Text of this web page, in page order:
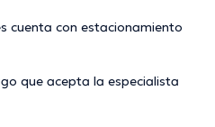
cuenta con estacionamiento
que acepta la especialista